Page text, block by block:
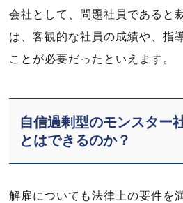
会社として、問題社員であると
は、客観的な社員の成績や、指
ことが必要だったといえます。
自信過剰型のモンスター
とはできるのか？
解雇についても法律上の要件を